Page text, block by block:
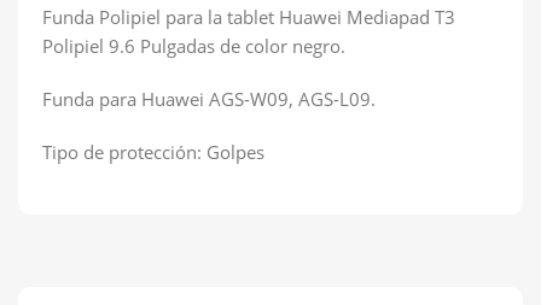
Funda Polipiel para la tablet Huawei Mediapad T3
Polipiel 9.6 Pulgadas de color negro.
Funda para Huawei AGS-W09, AGS-L09.
Tipo de protección: Golpes